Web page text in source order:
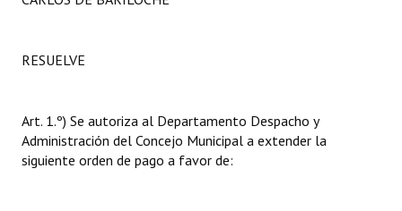
INSTITUCIONAL
Noticias Destacadas
Registros y Distinciones
RESUELVE
Art. 1.º) Se autoriza al Departamento Despacho y
Administración del Concejo Municipal a extender la
siguiente orden de pago a favor de: